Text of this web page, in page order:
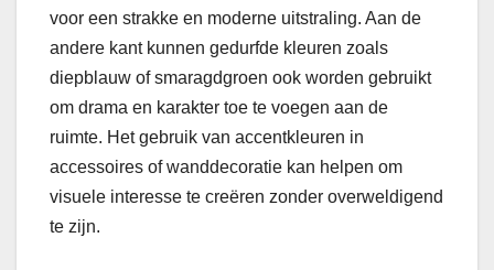
voor een strakke en moderne uitstraling. Aan de
andere kant kunnen gedurfde kleuren zoals
diepblauw of smaragdgroen ook worden gebruikt
om drama en karakter toe te voegen aan de
ruimte. Het gebruik van accentkleuren in
accessoires of wanddecoratie kan helpen om
visuele interesse te creëren zonder overweldigend
te zijn.